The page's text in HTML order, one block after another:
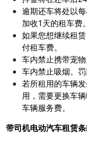
逾期还车将处以
加收1天的租车费。
如果您想继续租
付租车费。
车内禁止携带宠物
车内禁止吸烟。罚
若所租用的车辆
用，需要更换车
车辆服务费。
带司机电动汽车租赁